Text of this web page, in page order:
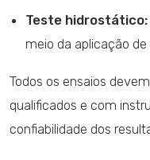
Teste hidrostático:
meio da aplicação
Todos os ensaios
qualificados e com
confiabilidade dos